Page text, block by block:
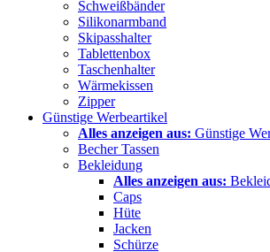
Schweißbänder
Silikonarmband
Skipasshalter
Tablettenbox
Taschenhalter
Wärmekissen
Zipper
Günstige Werbeartikel
Alles anzeigen aus: Günstige
Becher Tassen
Bekleidung
Alles anzeigen aus:
Caps
Hüte
Jacken
Schürze